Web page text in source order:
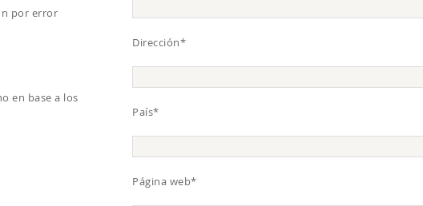
por error
en base a los
Dirección*
País*
Página web*